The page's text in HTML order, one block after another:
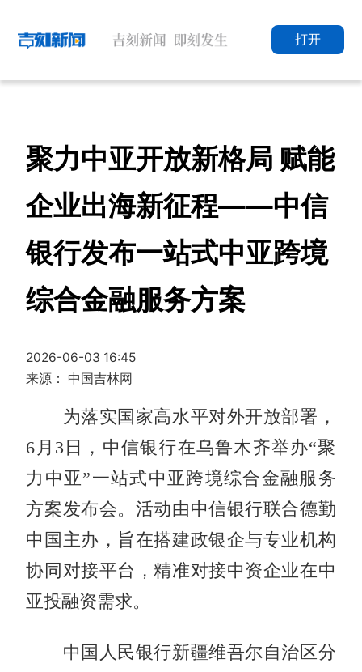
打开
聚力中亚开放新格局 赋能
企业出海新征程——中信
银行发布一站式中亚跨境
综合金融服务方案
2026-06-03 16:45
来源： 中国吉林网
为落实国家高水平对外开放部署，
6月3日，中信银行在乌鲁木齐举办“聚
力中亚”一站式中亚跨境综合金融服务
方案发布会。活动由中信银行联合德勤
中国主办，旨在搭建政银企与专业机构
协同对接平台，精准对接中资企业在中
亚投融资需求。
中国人民银行新疆维吾尔自治区分